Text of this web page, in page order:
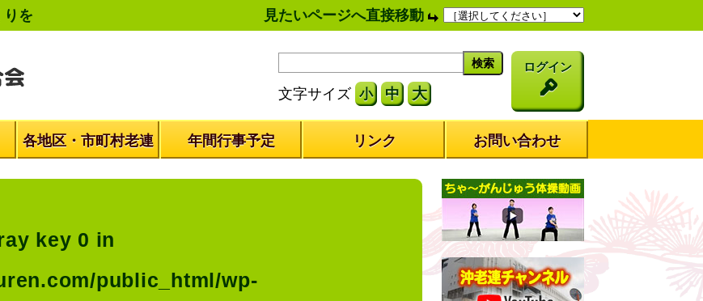
りを 見たいページへ直接移動
ログイン
文字サイズ 小 中 大
各地区・市町村老連 年間行事予定 リンク お問い合わせ
key 0 in
public_html/wp-